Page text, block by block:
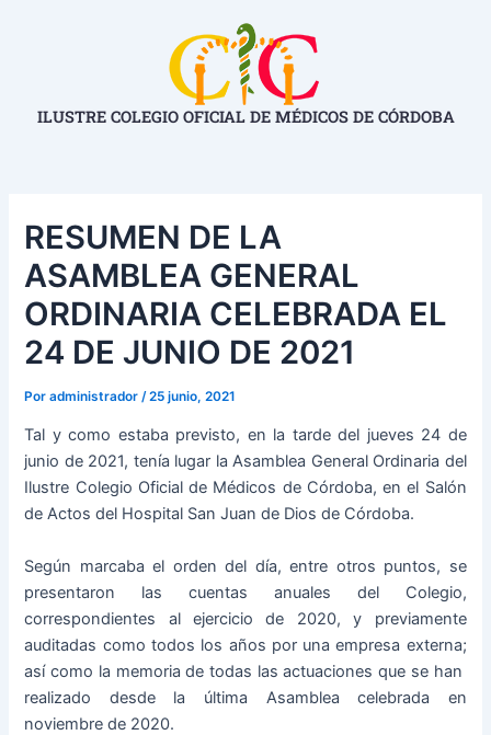
ILUSTRE COLEGIO OFICIAL DE MÉDICOS DE CÓRDOBA
RESUMEN DE LA
ASAMBLEA GENERAL
ORDINARIA CELEBRADA EL
24 DE JUNIO DE 2021
Poradministrador /25 junio, 2021
Tal y como estaba previsto, en la tarde del jueves 24 de
junio de 2021, tenía lugar la Asamblea General Ordinaria del
Ilustre Colegio Oficial de Médicos de Córdoba, en el Salón
de Actos del Hospital San Juan de Dios de Córdoba.
Según marcaba el orden del día, entre otros puntos, se
presentaron las cuentas anuales del Colegio,
correspondientes al ejercicio de 2020, y previamente
auditadas como todos los años por una empresa externa;
así como la memoria de todas las actuaciones que se han
realizado desde la última Asamblea celebrada en
noviembre de 2020.